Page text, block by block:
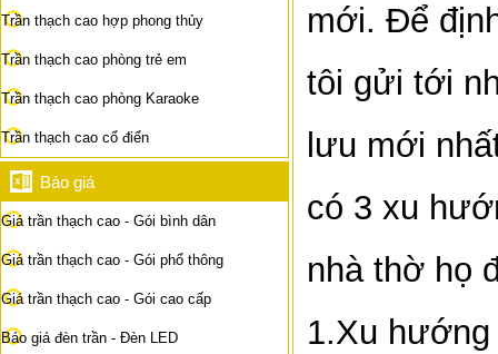
Trần thạch cao hợp phong thủy
Trần thạch cao phòng trẻ em
Trần thạch cao phòng Karaoke
Trần thạch cao cổ điển
Báo giá
Giá trần thạch cao - Gói bình dân
Giá trần thạch cao - Gói phổ thông
Giá trần thạch cao - Gói cao cấp
Báo giá đèn trần - Đèn LED
mới. Để
tôi gửi tới
lưu mới
có 3 xu
nhà thờ họ
1.Xu